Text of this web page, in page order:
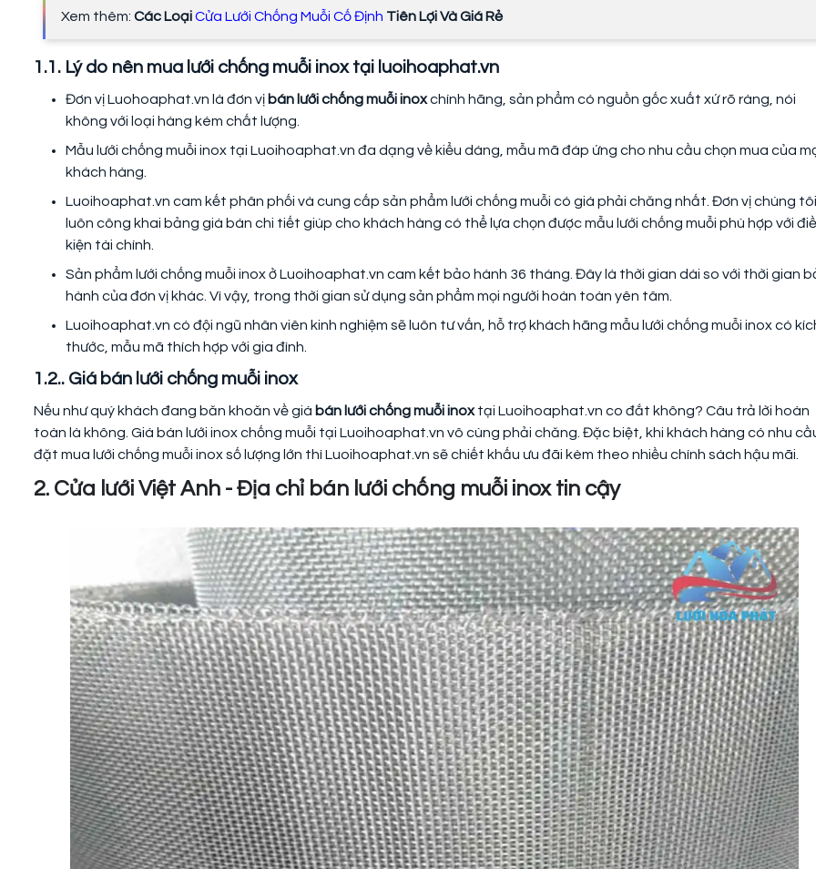
Xem thêm: Các LoạiCửa Lưới Chống Muỗi Cố Định Tiên Lợi Và Giá Rẻ
1.1. Lý do nên mua lưới chống muỗi inox tại luoihoaphat.vn
Đơn vị Luohoaphat.vn là đơn vị bán lưới chống muỗi inoxchính hãng, sản phẩm có nguồn gốc xuất xứ rõ ràng, nói
không với loại hàng kém chất lượng.
Mẫu lưới chống muỗi inox tại Luoihoaphat.vn đa dạng về kiểu dáng, mẫu mã đáp ứng cho nhu cầu chọn mua của
khách hàng.
Luoihoaphat.vn cam kết phân phối và cung cấp sản phẩm lưới chống muỗi có giá phải chăng nhất. Đơn vị chúng tôi
luôn công khai bảng giá bán chi tiết giúp cho khách hàng có thể lựa chọn được mẫu lưới chống muỗi phù hợp với
kiện tài chính.
Sản phẩm lưới chống muỗi inox ở Luoihoaphat.vn cam kết bảo hành 36 tháng. Đây là thời gian dài so với thời gian
hành của đơn vị khác. Vì vậy, trong thời gian sử dụng sản phẩm mọi người hoàn toàn yên tâm.
Luoihoaphat.vn có đội ngũ nhân viên kinh nghiệm sẽ luôn tư vấn, hỗ trợ khách hãng mẫu lưới chống muỗi inox có
thước, mẫu mã thích hợp với gia đình.
1.2.. Giá bán lưới chống muỗi inox
Nếu như quý khách đang băn khoăn về giá bán lưới chống muỗi inoxtại Luoihoaphat.vn co đắt không? Câu trả lời hoàn
toàn là không. Giá bán lưới inox chống muỗi tại Luoihoaphat.vn vô cùng phải chăng. Đặc biệt, khi khách hàng có nhu
đặt mua lưới chống muỗi inox số lượng lớn thì Luoihoaphat.vn sẽ chiết khấu ưu đãi kèm theo nhiều chính sách hậu mãi.
2. Cửa lưới Việt Anh - Địa chỉ bán lưới chống muỗi inox tin cậy